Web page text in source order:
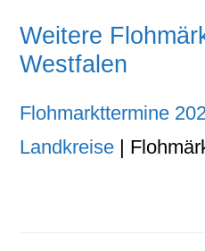
Weitere
Westfalen
Flohmarkttermine
Landkreise |